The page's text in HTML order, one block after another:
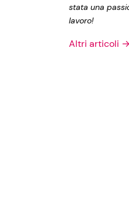
stata una
lavoro!
Altri articoli →